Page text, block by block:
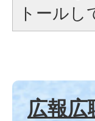
トールし
広報広